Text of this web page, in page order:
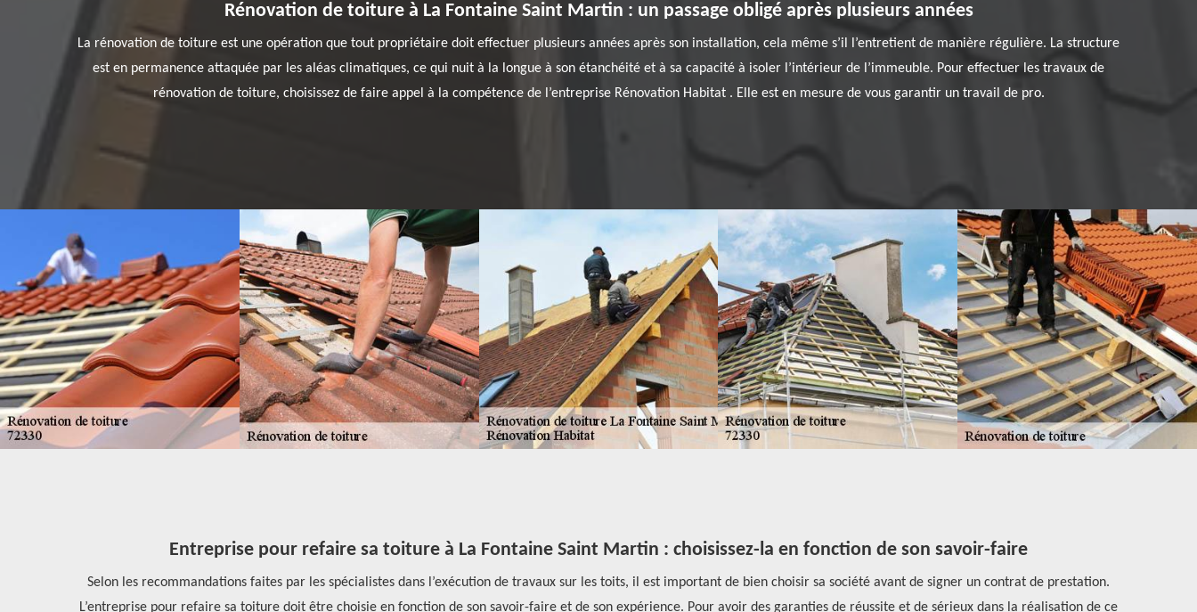
Rénovation de toiture à La Fontaine Saint Martin : un passage obligé après plusieurs années
La rénovation de toiture est une opération que tout propriétaire doit effectuer plusieurs années après son installation, cela même s’il l’entretient de manière régulière. La structure
est en permanence attaquée par les aléas climatiques, ce qui nuit à la longue à son étanchéité et à sa capacité à isoler l’intérieur de l’immeuble. Pour effectuer les travaux de
rénovation de toiture, choisissez de faire appel à la compétence de l’entreprise Rénovation Habitat . Elle est en mesure de vous garantir un travail de pro.
Entreprise pour refaire sa toiture à La Fontaine Saint Martin : choisissez-la en fonction de son savoir-faire
Selon les recommandations faites par les spécialistes dans l’exécution de travaux sur les toits, il est important de bien choisir sa société avant de signer un contrat de prestation.
L’entreprise pour refaire sa toiture doit être choisie en fonction de son savoir-faire et de son expérience. Pour avoir des garanties de réussite et de sérieux dans la réalisation de ce